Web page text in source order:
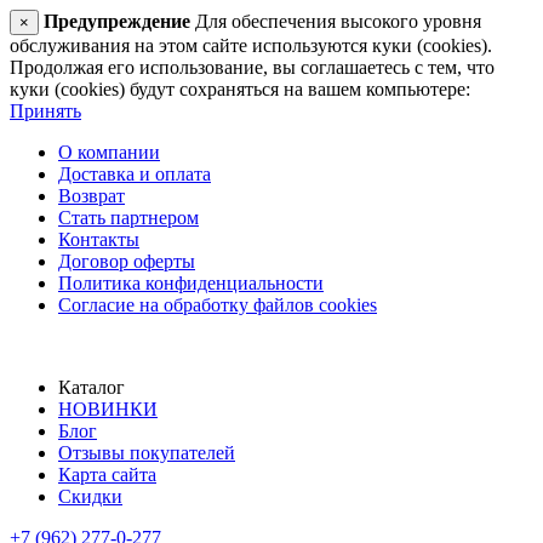
× Предупреждение Для обеспечения высокого уровня
обслуживания на этом сайте используются куки (cookies).
Продолжая его использование, вы соглашаетесь с тем, что
куки (cookies) будут сохраняться на вашем компьютере:
Принять
О компании
Доставка и оплата
Возврат
Стать партнером
Контакты
Договор оферты
Политика конфиденциальности
Согласие на обработку файлов cookies
Каталог
НОВИНКИ
Блог
Отзывы покупателей
Карта сайта
Скидки
+7 (962) 277-0-277